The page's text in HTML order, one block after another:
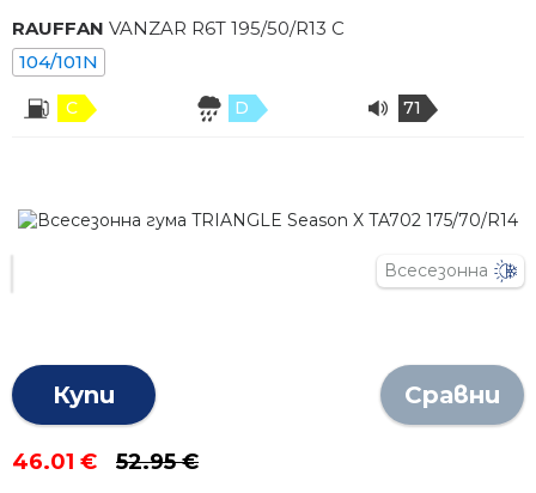
RAUFFAN VANZAR R6T 195/50/R13 C
104/101N
C D 71
Всесезонна
Купи Сравни
46.01 € 52.95 €